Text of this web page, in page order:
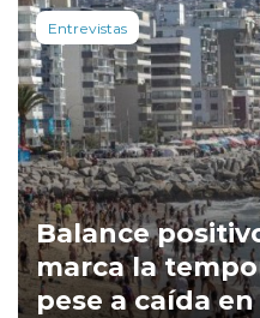
Entrevistas
Balance
marca la
pese a caída